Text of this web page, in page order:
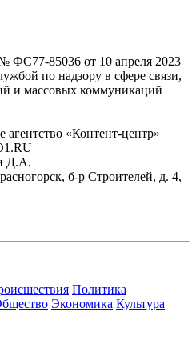
ФС77-85036 от 10 апреля 2023
по надзору в сфере связи,
и массовых коммуникаций
«Контент-центр»
Д.А.
б-р Строителей, д. 4,
Политика
Экономика Культура